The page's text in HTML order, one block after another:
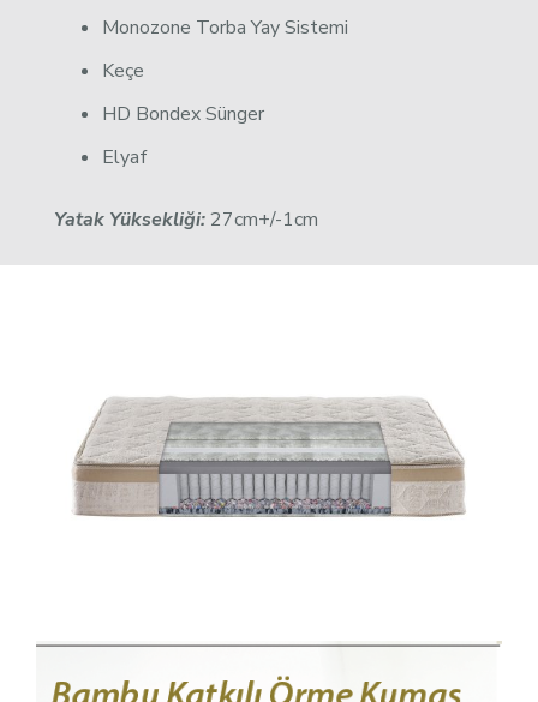
Monozone Torba Yay Sistemi
Keçe
HD Bondex Sünger
Elyaf
Yatak Yüksekliği:27cm+/-1cm